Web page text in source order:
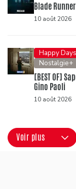
Blade
10 août 2026
Happy
Nostalgie+
[BEST OF]
Gino Paoli
10 août 2026
Voir plus